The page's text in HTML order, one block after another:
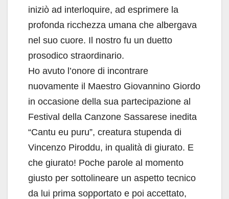
iniziò ad interloquire, ad esprimere la
profonda ricchezza umana che albergava
nel suo cuore. Il nostro fu un duetto
prosodico straordinario.
Ho avuto l’onore di incontrare
nuovamente il Maestro Giovannino Giordo
in occasione della sua partecipazione al
Festival della Canzone Sassarese inedita
“Cantu eu puru”, creatura stupenda di
Vincenzo Piroddu, in qualità di giurato. E
che giurato! Poche parole al momento
giusto per sottolineare un aspetto tecnico
da lui prima sopportato e poi accettato,